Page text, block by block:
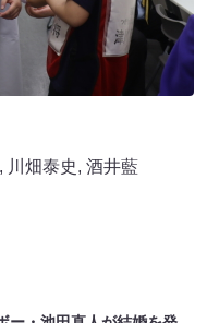
, 川畑泰史, 酒井藍